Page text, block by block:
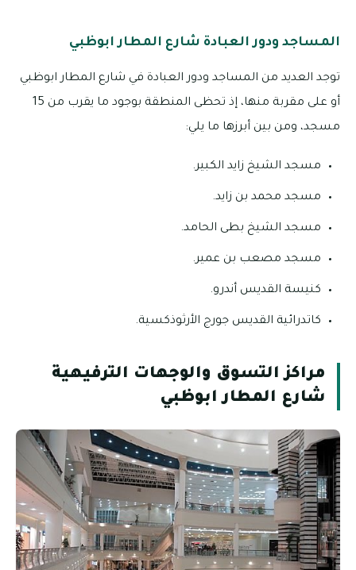
المساجد ودور العبادة شارع المطار ابوظبي
توجد العديد من المساجد ودور العبادة في شارع المطار ابوظبي
أو على مقربة منها، إذ تحظى المنطقة بوجود ما يقرب من 15
مسجد، ومن بين أبرزها ما يلي:
مسجد الشيخ زايد الكبير.
مسجد محمد بن زايد.
مسجد الشيخ بطى الحامد.
مسجد مصعب بن عمير.
كنيسة القديس أندرو.
كاتدرائية القديس جورج الأرثوذكسية.
مراكز التسوق والوجهات الترفيهية
شارع المطار ابوظبي